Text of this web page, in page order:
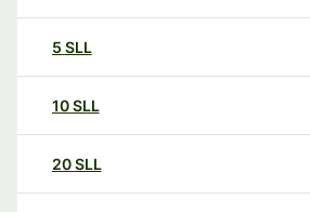
5 SLL
10SLL
20SLL